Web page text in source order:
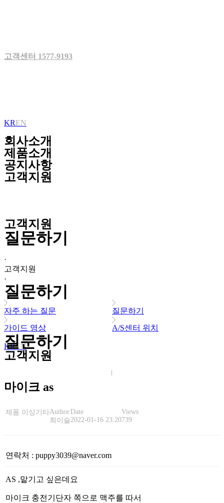
고객센터 1577-9193
KREN
회사소개
제품소개
공지사항
고객지원
KREN
고객지원
질문하기
·
고객지원
·
질문하기
자주 하는 질문 질문하기
가이드 영상 A/S센터 위치
질문하기
고객지원
마이크 as
제품 이상기타Author
최이슬
Date
2022-01-16 23:20
Views
739
연락처 : puppy3039@naver.com
AS ,맡기고 싶은데요
마이크 충전기단자 쪽으로 맥주를 따서